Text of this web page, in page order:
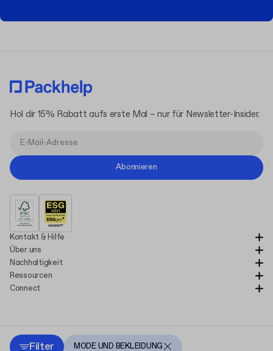
Filter MODE UND BEKLEIDUNG
Kontakt & Hilfe
Über uns
Nachhaltigkeit
Ressourcen
Connect
Hol dir 15% Rabatt aufs erste Mal – nur für Newsletter-Insider.
Abonnieren
Copyright Packhelp 2025